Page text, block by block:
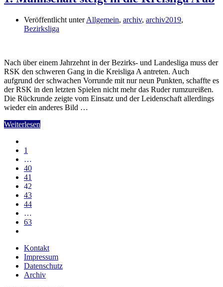
Veröffentlicht unterAllgemein, archiv, archiv2019,
Bezirksliga
Nach über einem Jahrzehnt in der Bezirks- und Landesliga muss der
RSK den schweren Gang in die Kreisliga A antreten. Auch
aufgrund der schwachen Vorrunde mit nur neun Punkten, schaffte es
der RSK in den letzten Spielen nicht mehr das Ruder rumzureißen.
Die Rückrunde zeigte vom Einsatz und der Leidenschaft allerdings
wieder ein anderes Bild …
Weiterlesen
1
…
40
41
42
43
44
…
63
Kontakt
Impressum
Datenschutz
Archiv